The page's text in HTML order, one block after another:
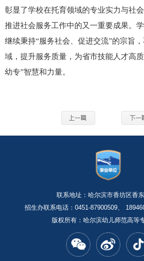
彰显了学校在托育领域的专业实力与社
推进社会服务工作中的又一重要成果。
继续秉持“服务社会、促进交流”的宗旨
域，提升服务质量，为省市技能人才高
幼专”智慧和力量。
联系地址：哈尔滨市香坊区香
招生办联系电话：0451-87900509、
版权所有：哈尔滨幼儿师范高等